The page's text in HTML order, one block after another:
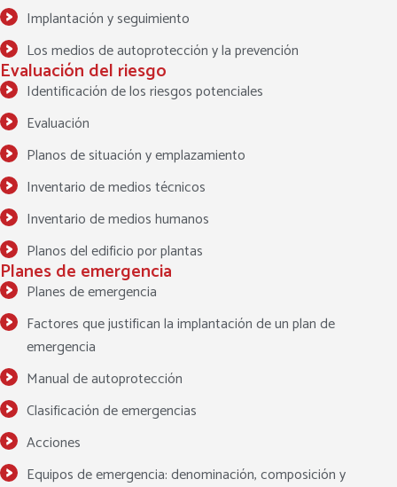
Implantación y seguimiento
Los medios de autoprotección y la prevención
Evaluación del riesgo
Identificación de los riesgos potenciales
Evaluación
Planos de situación y emplazamiento
Inventario de medios técnicos
Inventario de medios humanos
Planos del edificio por plantas
Planes de emergencia
Planes de emergencia
Factores que justifican la implantación de un plan de
emergencia
Manual de autoprotección
Clasificación de emergencias
Acciones
Equipos de emergencia: denominación, composición y